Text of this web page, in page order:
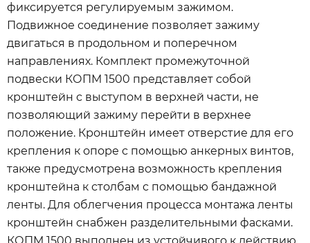
фиксируется регулируемым зажимом.
Подвижное соединение позволяет зажиму
двигаться в продольном и поперечном
направлениях. Комплект промежуточной
подвески КОПМ 1500 представляет собой
кронштейн с выступом в верхней части, не
позволяющий зажиму перейти в верхнее
положение. Кронштейн имеет отверстие для его
крепления к опоре с помощью анкерных винтов,
также предусмотрена возможность крепления
кронштейна к столбам с помощью бандажной
ленты. Для облегчения процесса монтажа ленты
кронштейн снабжен разделительными фасками.